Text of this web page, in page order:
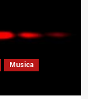
Musica